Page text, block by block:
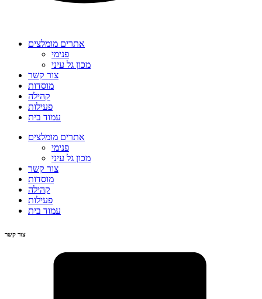
אתרים מומלצים
פנימי
מכון גל עיני
צור קשר
מוסדות
קהילה
פעילות
עמוד בית
אתרים מומלצים
פנימי
מכון גל עיני
צור קשר
מוסדות
קהילה
פעילות
עמוד בית
צור קשר